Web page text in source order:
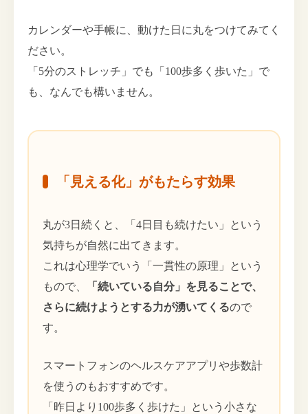
カレンダーや手帳に、動けた日に丸をつけてみてく
ださい。
「5分のストレッチ」でも「100歩多く歩いた」で
も、なんでも構いません。
「見える化」がもたらす効果
丸が3日続くと、「4日目も続けたい」という
気持ちが自然に出てきます。
これは心理学でいう「一貫性の原理」という
もので、
「続いている自分」を見ることで、
さらに続けようとする力が湧いてくるので
す。
スマートフォンのヘルスケアアプリや歩数計
を使うのもおすすめです。
「昨日より100歩多く歩けた」という小さな